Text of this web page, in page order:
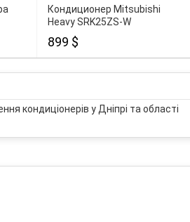
Кондиционер Mitsubishi
Heavy SRK25ZS-W
899 $
кондиціонерів у Дніпрі та області